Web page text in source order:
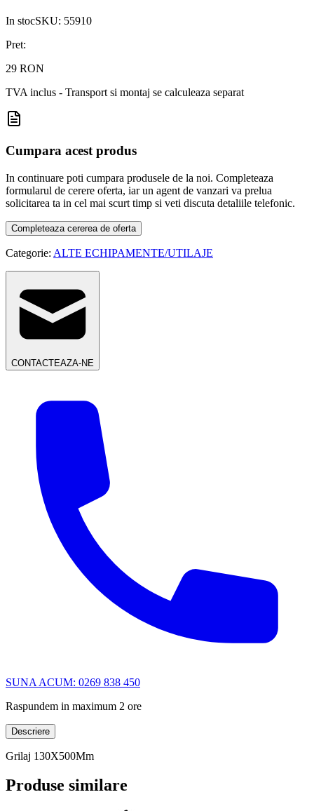
In stocSKU: 55910
Pret:
29 RON
TVA inclus - Transport si montaj se calculeaza separat
Cumpara acest produs
In continuare poti cumpara produsele de la noi. Completeaza
formularul de cerere oferta, iar un agent de vanzari va prelua
solicitarea ta in cel mai scurt timp si veti discuta detaliile telefonic.
Completeaza cererea de oferta
Categorie: ALTE ECHIPAMENTE/UTILAJE
CONTACTEAZA-NE
SUNA ACUM: 0269 838 450
Raspundem in maximum 2 ore
Descriere
Grilaj 130X500Mm
Produse similare